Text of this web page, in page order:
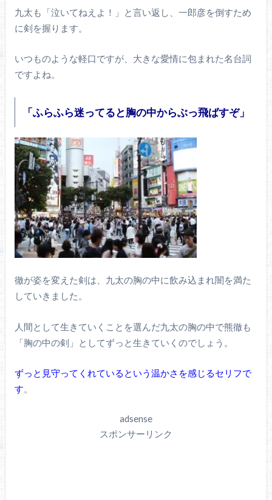
九太も「泣いてねえよ！」と言い返し、一郎彦を倒すため
に剣を握ります。
いつものような軽口ですが、大きな愛情に包まれた名台詞
ですよね。
「ふらふら迷ってると胸の中からぶっ飛ばすぞ」
徹が姿を変えた剣は、九太の胸の中に飲み込まれ闇を満た
していきました。
人間として生きていくことを選んだ九太の胸の中で熊徹も
「胸の中の剣」としてずっと生きていくのでしょう。
ずっと見守ってくれているという温かさを感じるセリフで
す。
adsense
スポンサーリンク